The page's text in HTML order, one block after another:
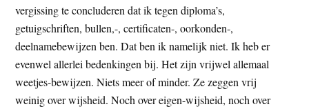
vergissing te concluderen dat ik tegen diploma’s,
getuigschriften, bullen,-, certificaten-, oorkonden-,
deelnamebewijzen ben. Dat ben ik namelijk niet. Ik heb er
evenwel allerlei bedenkingen bij. Het zijn vrijwel allemaal
weetjes-bewijzen. Niets meer of minder. Ze zeggen vrij
weinig over wijsheid. Noch over eigen-wijsheid, noch over